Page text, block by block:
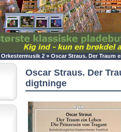
Orkestermusik 2 » Oscar Straus. Der Traum
Oscar Straus. Der
digtninge